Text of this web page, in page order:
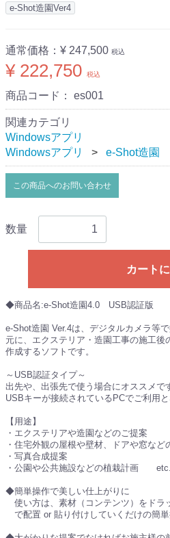
e-Shot造園Ver4
通常価格： ¥ 247,500 税込
¥ 222,750 税込
商品コード： es001
関連カテゴリ
Windowsアプリ
Windowsアプリ
e-Shot造園
この商品へのお問い合わせ
数量
カート
◆商品名:e-Shot造園4.0 USB認証版
e-Shot造園 Ver.4は、デジタルカメラ等
元に、エクステリア・造園工事の施工後
作成するソフトです。
～USB認証タイプ～
出先や、出張先で使う場合にオススメで
USBキーが接続されているPCでご利
【用途】
・エクステリアや造園などのご提案
・住宅外観の屋根や壁材、ドアや窓など
・写真合成提案
・公園や公共施設などの植栽計画
◆簡単操作で美しい仕上がりに
使い方は、素材（コンテンツ）をドラ
で配置 or 貼り付けしていくだけの簡単